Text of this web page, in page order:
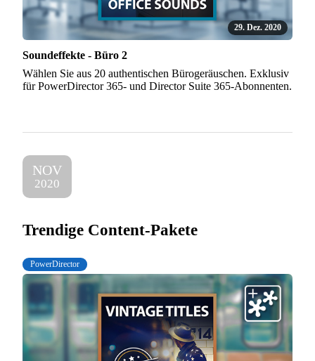
29. Dez. 2020
Soundeffekte - Büro 2
Wählen Sie aus 20 authentischen Bürogeräuschen. Exklusiv
für PowerDirector 365- und Director Suite 365-Abonnenten.
NOV
2020
Trendige Content-Pakete
PowerDirector